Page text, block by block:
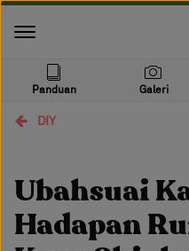
Panduan Galeri
DIY
Ubahsuai
Hadapan